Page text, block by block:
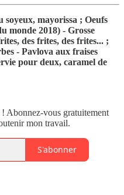
mayorissa ; Oeufs
monde 2018) - Grosse
des frites, des frites... ;
- Pavlova aux fraises
pour deux, caramel de
vous gratuitement
mon travail.
S'abonner